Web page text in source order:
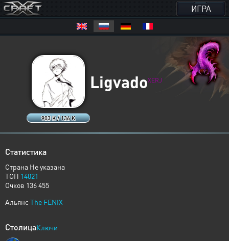
ИГРА
903 K / 136 K
LigvadoXERJ
Статистика
Страна Не указана
ТОП 14021
Очков 136 455
Альянс The FENIX
СтолицаКлючи